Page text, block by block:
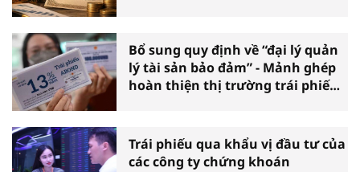
Bổ sung quy định về “đại lý quản
lý tài sản bảo đảm” - Mảnh ghép
hoàn thiện thị trường trái phiếu
Trái phiếu qua khẩu vị đầu tư của
các công ty chứng khoán